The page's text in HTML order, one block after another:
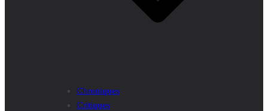
Chroniques
Critiques